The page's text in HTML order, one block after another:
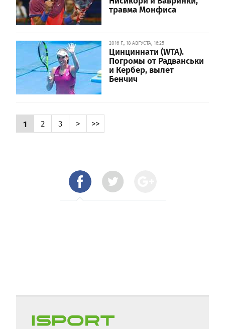
травма Монфиса
2016 Г., 18 АВГУСТА, 16:25
Цинциннати (WTA).
Погромы от Радванськи
и Кербер, вылет
Бенчич
1 2 3 > >>